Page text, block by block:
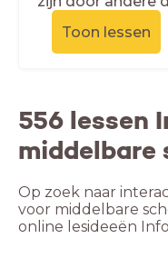
Toon lessen
556 lessen
middelbare
Op zoek naar
voor middelbare
online lesideeën